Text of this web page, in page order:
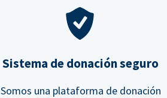
Sistema de donación seguro
Somos una plataforma de donación